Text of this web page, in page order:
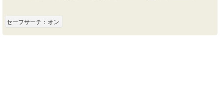
セーフサーチ：オン